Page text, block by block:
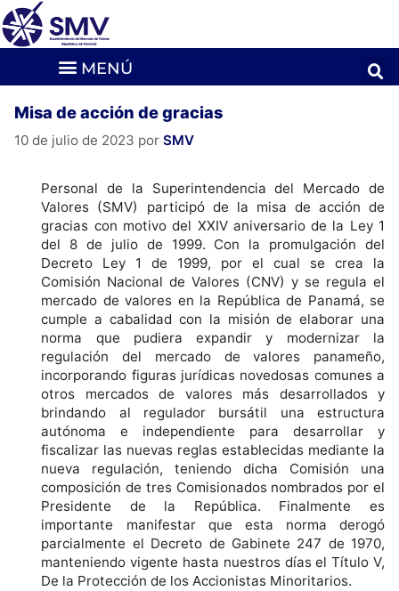
Misa de acción de gracias
10 de julio de 2023 por SMV
Personal de la Superintendencia del Mercado de
Valores (SMV) participó de la misa de acción de
gracias con motivo del XXIV aniversario de la Ley 1
del 8 de julio de 1999. Con la promulgación del
Decreto Ley 1 de 1999, por el cual se crea la
Comisión Nacional de Valores (CNV) y se regula el
mercado de valores en la República de Panamá, se
cumple a cabalidad con la misión de elaborar una
norma que pudiera expandir y modernizar la
regulación del mercado de valores panameño,
incorporando figuras jurídicas novedosas comunes a
otros mercados de valores más desarrollados y
brindando al regulador bursátil una estructura
autónoma e independiente para desarrollar y
fiscalizar las nuevas reglas establecidas mediante la
nueva regulación, teniendo dicha Comisión una
composición de tres Comisionados nombrados por el
Presidente de la República. Finalmente es
importante manifestar que esta norma derogó
parcialmente el Decreto de Gabinete 247 de 1970,
manteniendo vigente hasta nuestros días el Título V,
De la Protección de los Accionistas Minoritarios.